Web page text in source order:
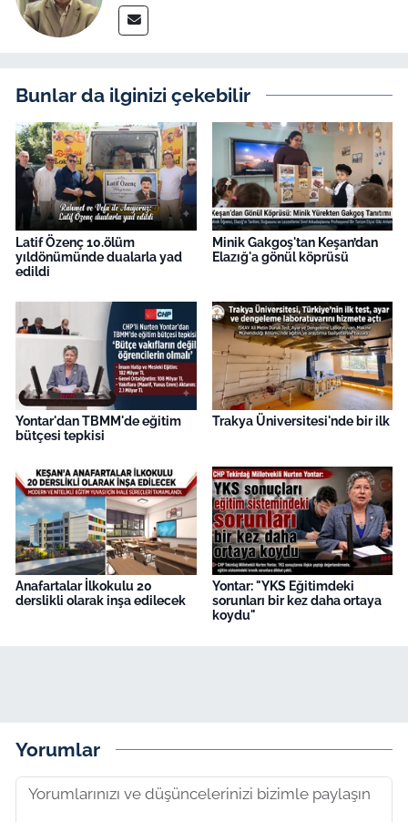
Bunlar da ilginizi çekebilir
Latif Özenç 10.ölüm
yıldönümünde dualarla yad
edildi
Minik Gakgoş'tan Keşan’dan
Elazığ'a gönül köprüsü
Yontar'dan TBMM'de eğitim
bütçesi tepkisi
Trakya Üniversitesi'nde bir ilk
Anafartalar İlkokulu 20
derslikli olarak inşa edilecek
Yontar: "YKS Eğitimdeki
sorunları bir kez daha ortaya
koydu"
Yorumlar